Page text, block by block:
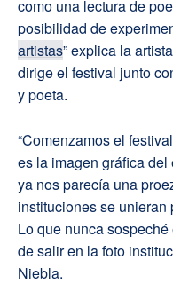
como una lectura de
posibilidad de
artistas” explica la
dirige el festival junto
y poeta.
“Comenzamos el
es la imagen gráfica
ya nos parecía una
instituciones se unieran
Lo que nunca
de salir en la foto
Niebla.